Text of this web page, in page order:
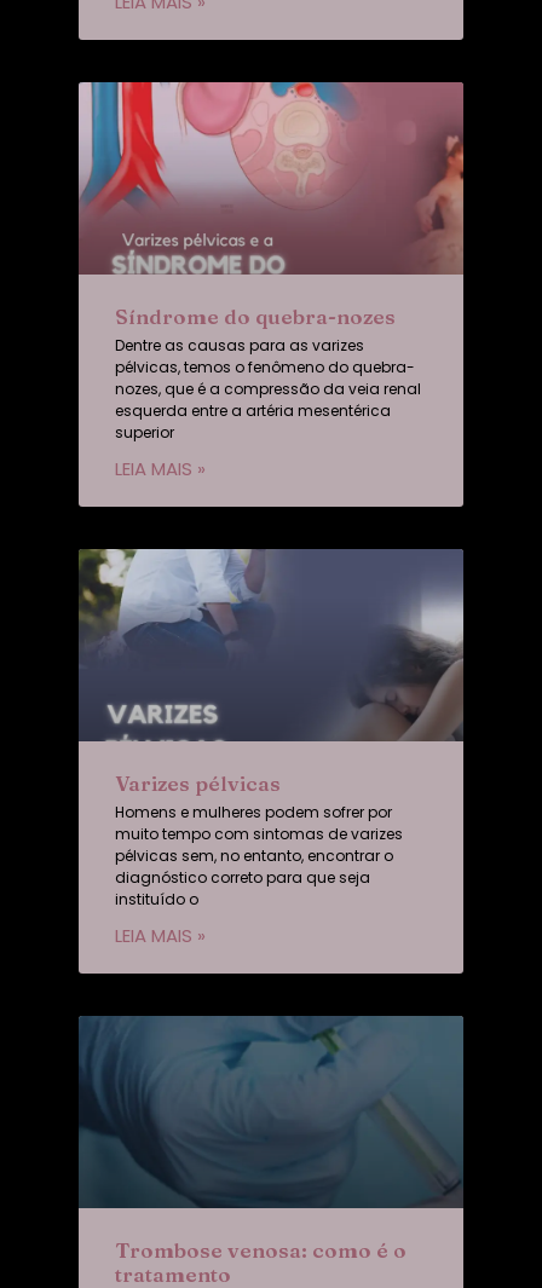
Síndrome do quebra-nozes
Dentre as causas para as varizes
pélvicas, temos o fenômeno do quebra-
nozes, que é a compressão da veia renal
esquerda entre a artéria mesentérica
superior
LEIA MAIS »
Varizes pélvicas
Homens e mulheres podem sofrer por
muito tempo com sintomas de varizes
pélvicas sem, no entanto, encontrar o
diagnóstico correto para que seja
instituído o
LEIA MAIS »
Trombose venosa: como é o
tratamento